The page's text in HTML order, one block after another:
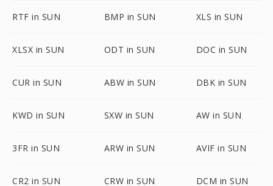
RTF in SUN BMP in SUN XLS in SUN
XLSX in SUN ODT in SUN DOC in SUN
CUR in SUN ABW in SUN DBK in SUN
KWD in SUN SXW in SUN AW in SUN
3FR in SUN ARW in SUN AVIF in SUN
CR2 in SUN CRW in SUN DCM in SUN